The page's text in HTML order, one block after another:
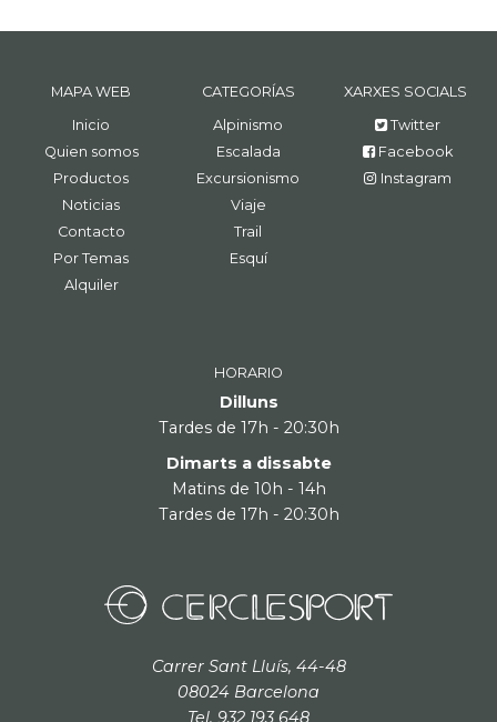
MAPA WEB
Inicio
Quien somos
Productos
Noticias
Contacto
Por Temas
Alquiler
CATEGORÍAS
Alpinismo
Escalada
Excursionismo
Viaje
Trail
Esquí
XARXES SOCIALS
Twitter
Facebook
Instagram
HORARIO
Dilluns
Tardes de 17h - 20:30h
Dimarts a dissabte
Matins de 10h - 14h
Tardes de 17h - 20:30h
Carrer Sant Lluís, 44-48
08024 Barcelona
Tel. 932 193 648